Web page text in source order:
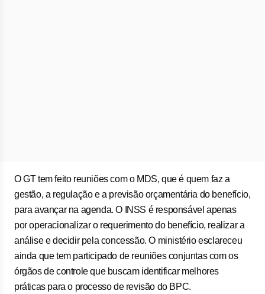
O GT tem feito reuniões com o MDS, que é quem faz a
gestão, a regulação e a previsão orçamentária do benefício,
para avançar na agenda. O INSS é responsável apenas
por operacionalizar o requerimento do benefício, realizar a
análise e decidir pela concessão. O ministério esclareceu
ainda que tem participado de reuniões conjuntas com os
órgãos de controle que buscam identificar melhores
práticas para o processo de revisão do BPC.